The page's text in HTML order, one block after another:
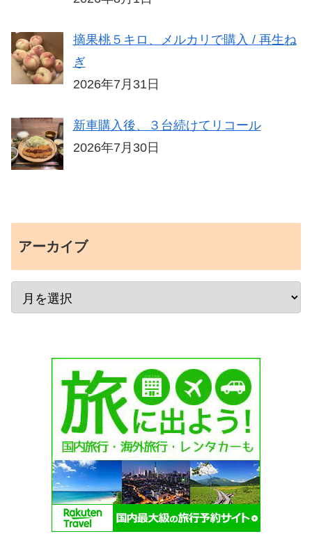
摘果桃５キロ、メルカリで購入 / 再生ね
ぎ
2026年7月31日
新車購入後、３台続けてリコール
2026年7月30日
アーカイブ